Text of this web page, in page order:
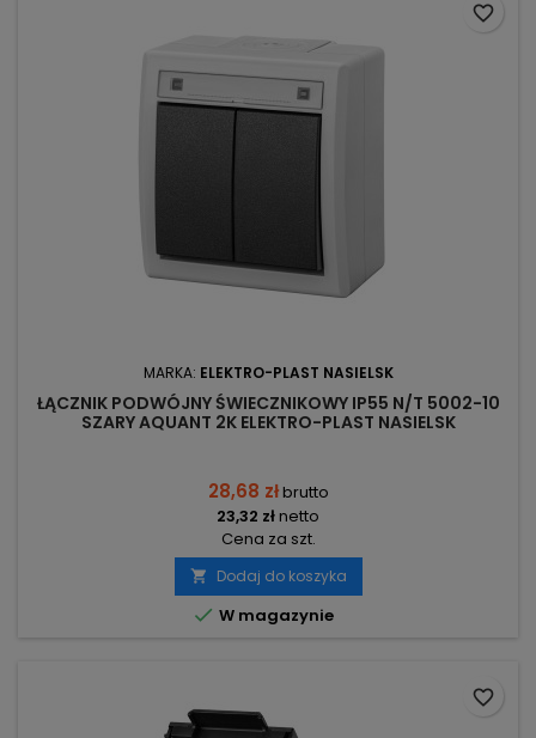
MARKA: ELEKTRO-PLAST NASIELSK
ŁĄCZNIK PODWÓJNY ŚWIECZNIKOWY IP55 N/T 5002-10
SZARY AQUANT 2K ELEKTRO-PLAST NASIELSK
28,68 złbrutto
23,32 złnetto
Cena za szt.
 Dodaj do koszyka
 W magazynie
favorite_border
favorite_border